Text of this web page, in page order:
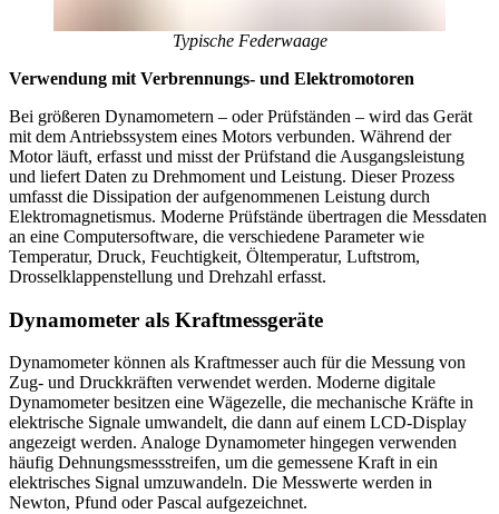
Typische Federwaage
Verwendung mit Verbrennungs- und Elektromotoren
Bei größeren Dynamometern – oder Prüfständen – wird das Gerät
mit dem Antriebssystem eines Motors verbunden. Während der
Motor läuft, erfasst und misst der Prüfstand die Ausgangsleistung
und liefert Daten zu Drehmoment und Leistung. Dieser Prozess
umfasst die Dissipation der aufgenommenen Leistung durch
Elektromagnetismus. Moderne Prüfstände übertragen die Messdaten
an eine Computersoftware, die verschiedene Parameter wie
Temperatur, Druck, Feuchtigkeit, Öltemperatur, Luftstrom,
Drosselklappenstellung und Drehzahl erfasst.
Dynamometer als Kraftmessgeräte
Dynamometer können als Kraftmesser auch für die Messung von
Zug- und Druckkräften verwendet werden. Moderne digitale
Dynamometer besitzen eine Wägezelle, die mechanische Kräfte in
elektrische Signale umwandelt, die dann auf einem LCD-Display
angezeigt werden. Analoge Dynamometer hingegen verwenden
häufig Dehnungsmessstreifen, um die gemessene Kraft in ein
elektrisches Signal umzuwandeln. Die Messwerte werden in
Newton, Pfund oder Pascal aufgezeichnet.